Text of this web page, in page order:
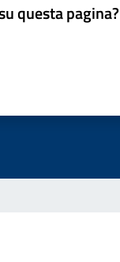
questa pagina?